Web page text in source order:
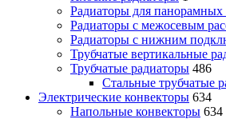
Радиаторы для панорамных
Радиаторы с межосевым
Радиаторы с нижним
Трубчатые вертикальные
Трубчатые радиаторы 486
Cтальные трубчатые
Электрические конвекторы 634
Напольные конвекторы 634